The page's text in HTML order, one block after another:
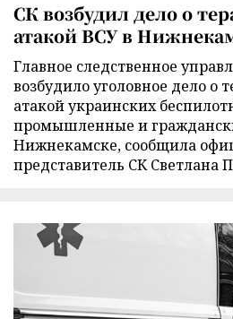
СК возбудил дело о
атакой ВСУ в
Главное следственное
возбудило уголовное дело о
атакой украинских
промышленные и
Нижнекамске, сообщила
представитель СК Светлана